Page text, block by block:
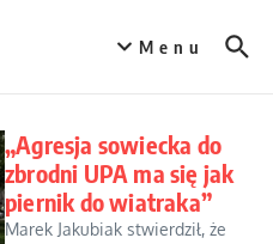
Menu
„Agresja sowiecka do
zbrodni UPA ma się jak
piernik do wiatraka”
Marek Jakubiak stwierdził, że